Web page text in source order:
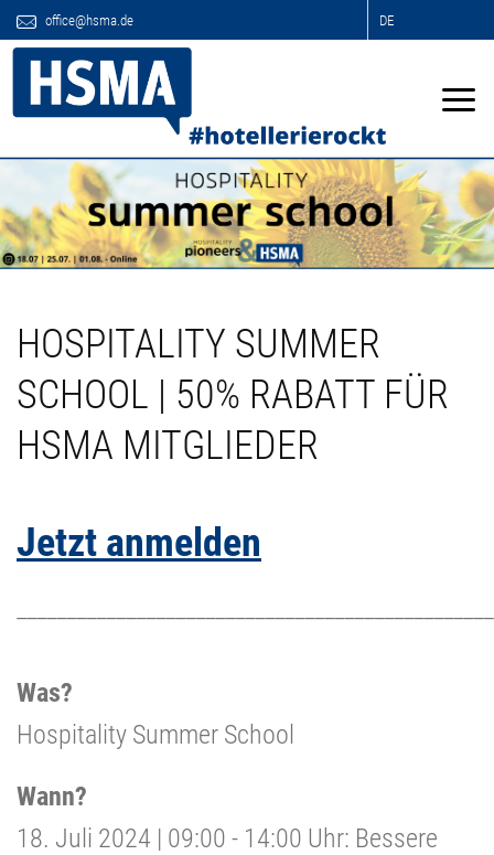
office@hsma.de DE
HOSPITALITY SUMMER
SCHOOL | 50% RABATT FÜR
HSMA MITGLIEDER
Jetzt anmelden
Was?
Hospitality Summer School
Wann?
18. Juli 2024 | 09:00 - 14:00 Uhr: Bessere